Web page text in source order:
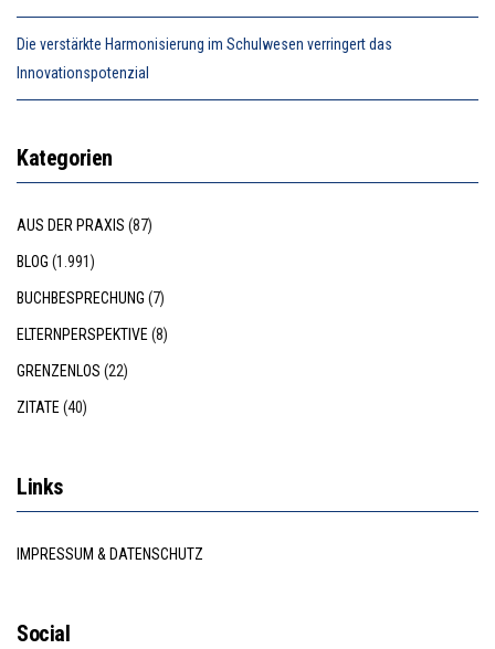
Die verstärkte Harmonisierung im Schulwesen verringert das
Innovationspotenzial
Kategorien
AUS DER PRAXIS (87)
BLOG (1.991)
BUCHBESPRECHUNG (7)
ELTERNPERSPEKTIVE (8)
GRENZENLOS (22)
ZITATE (40)
Links
IMPRESSUM & DATENSCHUTZ
Social